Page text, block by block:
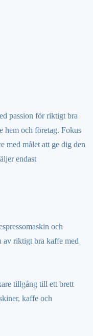
passion för riktigt bra
hem och företag. Fokus
med målet att ge dig den
endast
och
av riktigt bra kaffe med
tillgång till ett brett
kaffe och